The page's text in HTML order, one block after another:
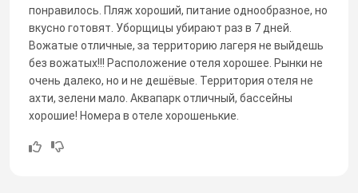
понравилось. Пляж хороший, питание однообразное, но
вкусно готовят. Уборщицы убирают раз в 7 дней.
Вожатые отличные, за территорию лагеря не выйдешь
без вожатых!!! Расположение отеля хорошее. Рынки не
очень далеко, но и не дешёвые. Территория отеля не
ахти, зелени мало. Аквапарк отличный, бассейны
хорошие! Номера в отеле хорошенькие.